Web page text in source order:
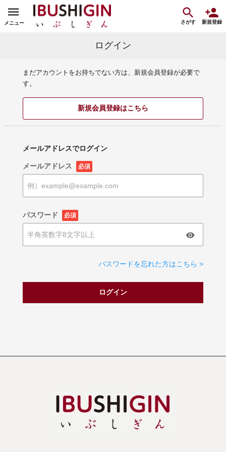
メニュー さがす 新規登録
ログイン
まだアカウントをお持ちでない方は、新規会員登録が必要で
す。
新規会員登録はこちら
メールアドレスでログイン
メールアドレス 必須
パスワード 必須
パスワードを忘れた方はこちら >
ログイン